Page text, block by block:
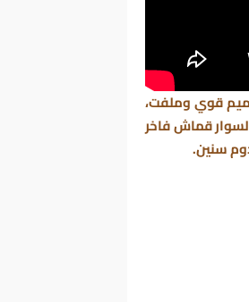
طبق الأصل أوتوماتيك، مقاس 44، جايه بتصميم قوي وملفت،
قماش فاخر
سنين.